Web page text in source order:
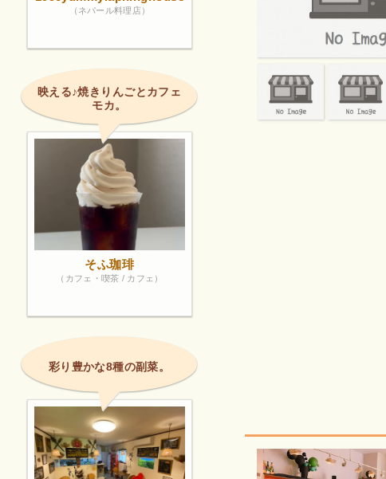
（ネパール料理店）
映える♪焼きりんごとカフェ
モカ。
そふ珈琲
（カフェ・喫茶 / カフェ）
彩り豊かな8種の副菜。